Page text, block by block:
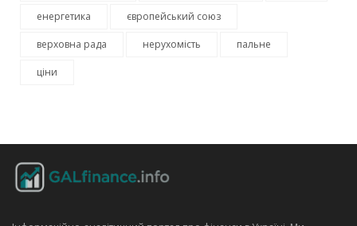
енергетика європейський союз
верховна рада нерухомість пальне
ціни